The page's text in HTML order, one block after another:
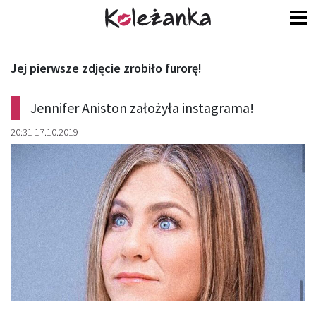
Jennifer Aniston założyła instagrama!
20:31 17.10.2019
Jej pierwsze zdjęcie zrobiło furorę!